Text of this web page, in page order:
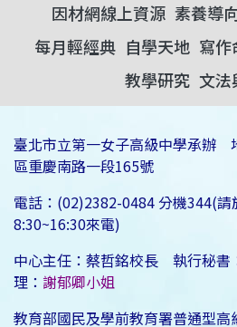
因材網線上資源 素養導
每月輕經典 自學天地 寫作
教學研究 文法
臺北市立第一女子高級中學承辦
區重慶南路一段165號
電話：(02)2382-0484 分機344(請
8:30~16:30來電)
中心主任：蔡哲銘校長 執行秘
理： 謝郁卿小姐
教育部國民及學前教育署普通型